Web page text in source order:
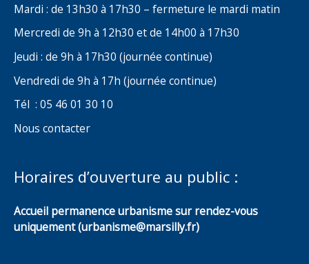
Mardi : de 13h30 à 17h30 – fermeture le mardi matin
Mercredi de 9h à 12h30 et de 14h00 à 17h30
Jeudi : de 9h à 17h30 (journée continue)
Vendredi de 9h à 17h (journée continue)
Tél : 05 46 01 30 10
Nous contacter
Horaires d’ouverture au public :
Accueil permanence urbanisme sur rendez-vous
uniquement (urbanisme@marsilly.fr)